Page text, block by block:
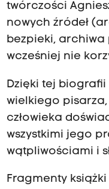
twórczości
nowych źródeł
bezpieki, archiwa
wcześniej nie
Dzięki tej
wielkiego
człowieka
wszystkimi jego
wątpliwościami i
Fragmenty